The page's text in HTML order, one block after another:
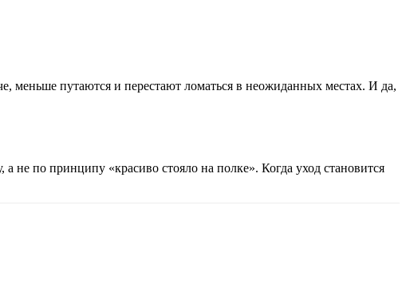
меньше путаются и перестают ломаться в неожиданных местах. И да,
не по принципу «красиво стояло на полке». Когда уход становится